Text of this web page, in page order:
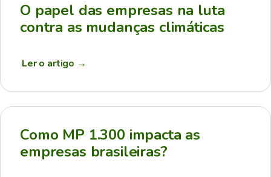
O papel das empresas na luta
contra as mudanças climáticas
Ler o artigo →
Como MP 1.300 impacta as
empresas brasileiras?